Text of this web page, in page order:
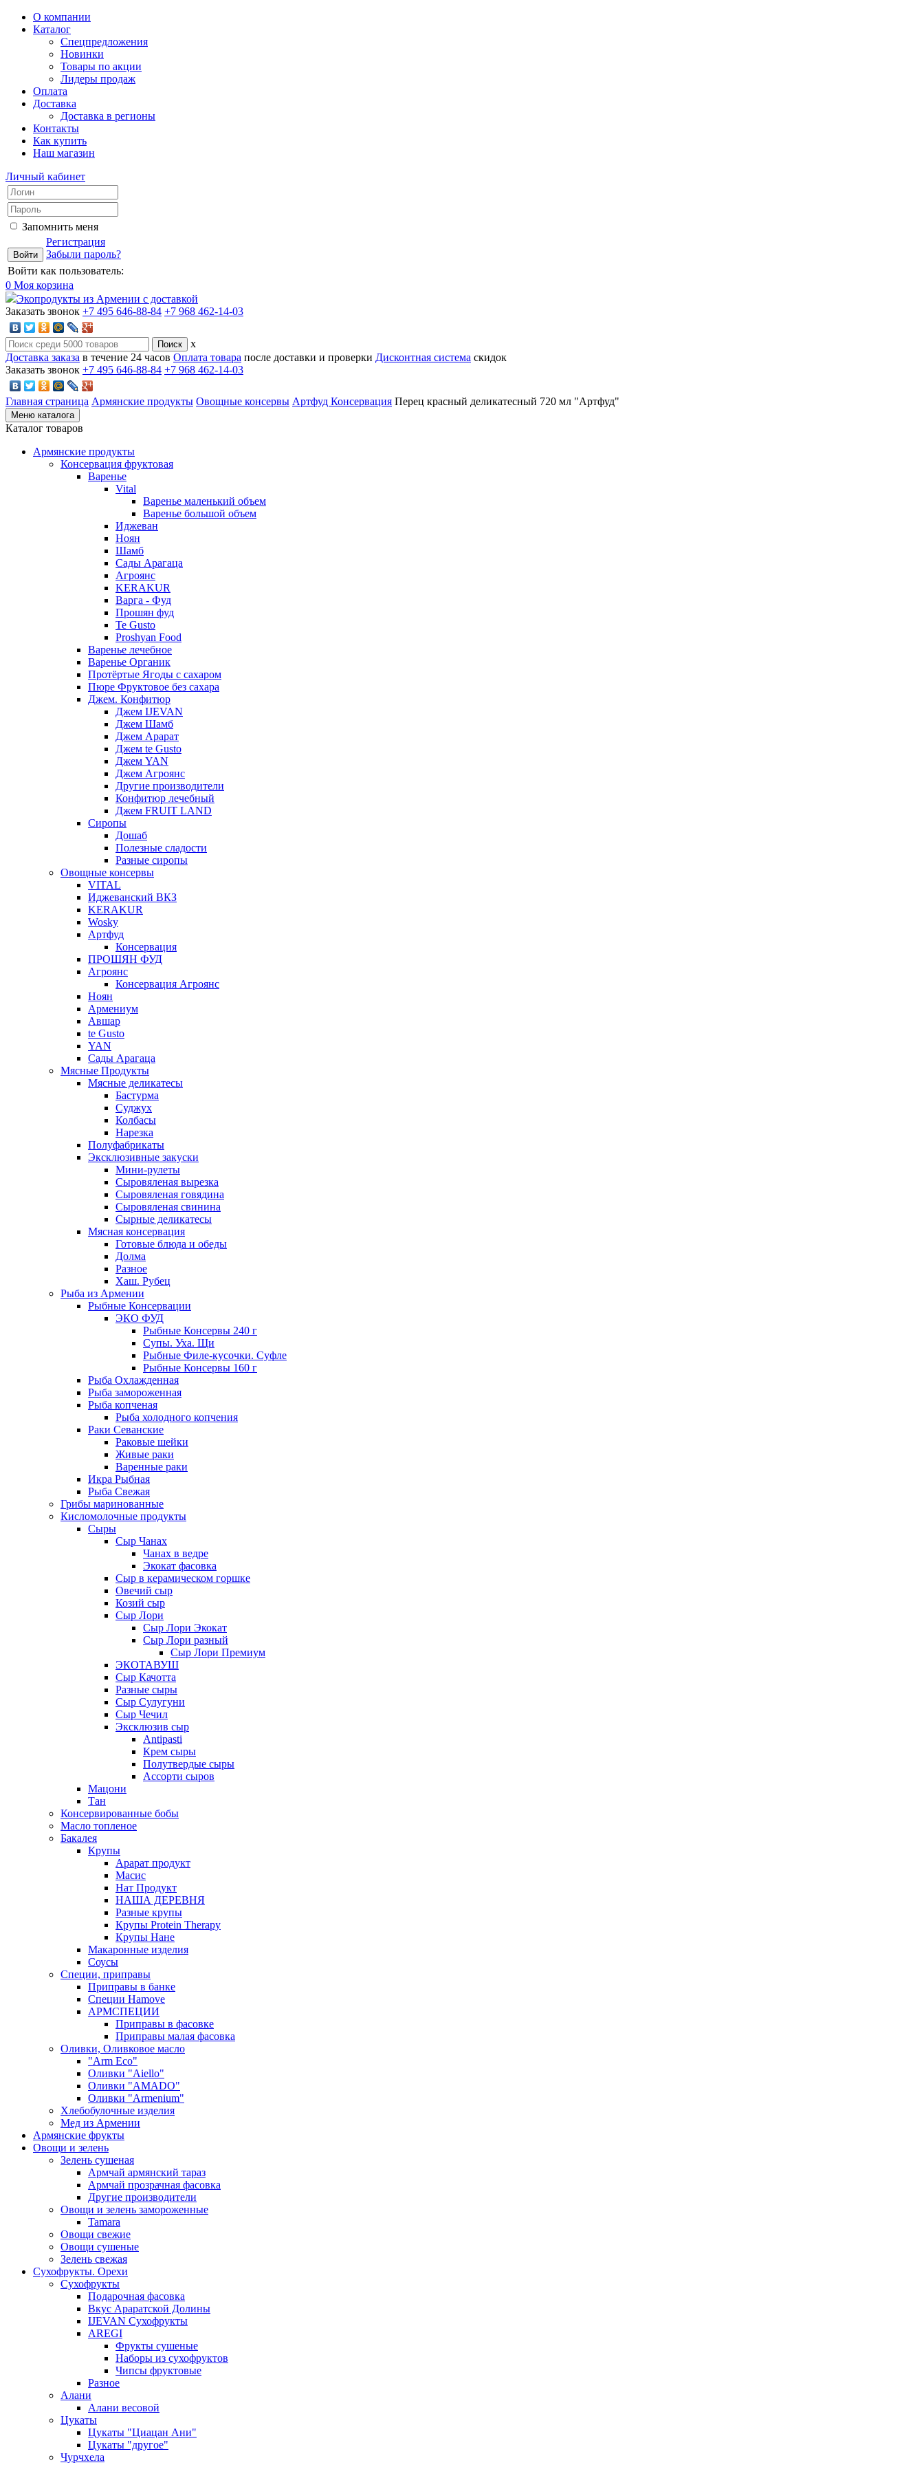
О компании
Каталог
Спецпредложения
Новинки
Товары по акции
Лидеры продаж
Оплата
Доставка
Доставка в регионы
Контакты
Как купить
Наш магазин
Личный кабинет
Запомнить меня
Регистрация
Забыли пароль?
Войти как пользователь:
0 Моя корзина
Экопродукты из Армении с доставкой
Заказать звонок +7 495 646-88-84 +7 968 462-14-03
x
Доставка заказа в течение 24 часов Оплата товара после доставки и проверки Дисконтная система скидок
Заказать звонок +7 495 646-88-84 +7 968 462-14-03
Главная страница Армянские продукты Овощные консервы Артфуд Консервация Перец красный деликатесный 720 мл "Артфуд"
Меню каталога
Каталог товаров
Армянские продукты
Консервация фруктовая
Варенье
Vital
Варенье маленький объем
Варенье большой объем
Иджеван
Ноян
Шамб
Сады Арагаца
Агроянс
KERAKUR
Варга - Фуд
Прошян фуд
Te Gusto
Proshyan Food
Варенье лечебное
Варенье Органик
Протёртые Ягоды с сахаром
Пюре Фруктовое без сахара
Джем. Конфитюр
Джем IJEVAN
Джем Шамб
Джем Арарат
Джем te Gusto
Джем YAN
Джем Агроянс
Другие производители
Конфитюр лечебный
Джем FRUIT LAND
Сиропы
Дошаб
Полезные сладости
Разные сиропы
Овощные консервы
VITAL
Иджеванский ВКЗ
KERAKUR
Wosky
Артфуд
Консервация
ПРОШЯН ФУД
Агроянс
Консервация Агроянс
Ноян
Армениум
Авшар
te Gusto
YAN
Сады Арагаца
Мясные Продукты
Мясные деликатесы
Бастурма
Суджух
Колбасы
Нарезка
Полуфабрикаты
Эксклюзивные закуски
Мини-рулеты
Сыровяленая вырезка
Сыровяленая говядина
Сыровяленая свинина
Сырные деликатесы
Мясная консервация
Готовые блюда и обеды
Долма
Разное
Хаш. Рубец
Рыба из Армении
Рыбные Консервации
ЭКО ФУД
Рыбные Консервы 240 г
Супы. Уха. Щи
Рыбные Филе-кусочки. Суфле
Рыбные Консервы 160 г
Рыба Охлажденная
Рыба замороженная
Рыба копченая
Рыба холодного копчения
Раки Севанские
Раковые шейки
Живые раки
Варенные раки
Икра Рыбная
Рыба Свежая
Грибы маринованные
Кисломолочные продукты
Сыры
Сыр Чанах
Чанах в ведре
Экокат фасовка
Сыр в керамическом горшке
Овечий сыр
Козий сыр
Сыр Лори
Сыр Лори Экокат
Сыр Лори разный
Сыр Лори Премиум
ЭКОТАВУШ
Сыр Качотта
Разные сыры
Сыр Сулугуни
Сыр Чечил
Эксклюзив сыр
Antipasti
Крем сыры
Полутвердые сыры
Ассорти сыров
Мацони
Тан
Консервированные бобы
Масло топленое
Бакалея
Крупы
Арарат продукт
Масис
Нат Продукт
НАША ДЕРЕВНЯ
Разные крупы
Крупы Protein Therapy
Крупы Нане
Макаронные изделия
Соусы
Специи, приправы
Приправы в банке
Специи Hamove
АРМСПЕЦИИ
Приправы в фасовке
Приправы малая фасовка
Оливки, Оливковое масло
"Arm Eco"
Оливки "Aiello"
Оливки "AMADO"
Оливки "Armenium"
Хлебобулочные изделия
Мед из Армении
Армянские фрукты
Овощи и зелень
Зелень сушеная
Армчай армянский тараз
Армчай прозрачная фасовка
Другие производители
Овощи и зелень замороженные
Tamara
Овощи свежие
Овощи сушеные
Зелень свежая
Сухофрукты. Орехи
Сухофрукты
Подарочная фасовка
Вкус Араратской Долины
IJEVAN Сухофрукты
AREGI
Фрукты сушеные
Наборы из сухофруктов
Чипсы фруктовые
Разное
Алани
Алани весовой
Цукаты
Цукаты "Циацан Ани"
Цукаты "другое"
Чурчхела